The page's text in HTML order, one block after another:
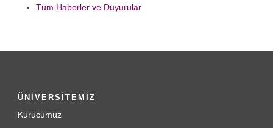
Tüm Haberler ve Duyurular
ÜNİVERSİTEMİZ
Kurucumuz